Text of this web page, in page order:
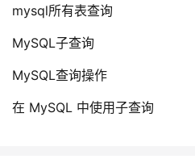
mysql所有表查询
MySQL子查询
MySQL查询操作
在 MySQL 中使用子查询